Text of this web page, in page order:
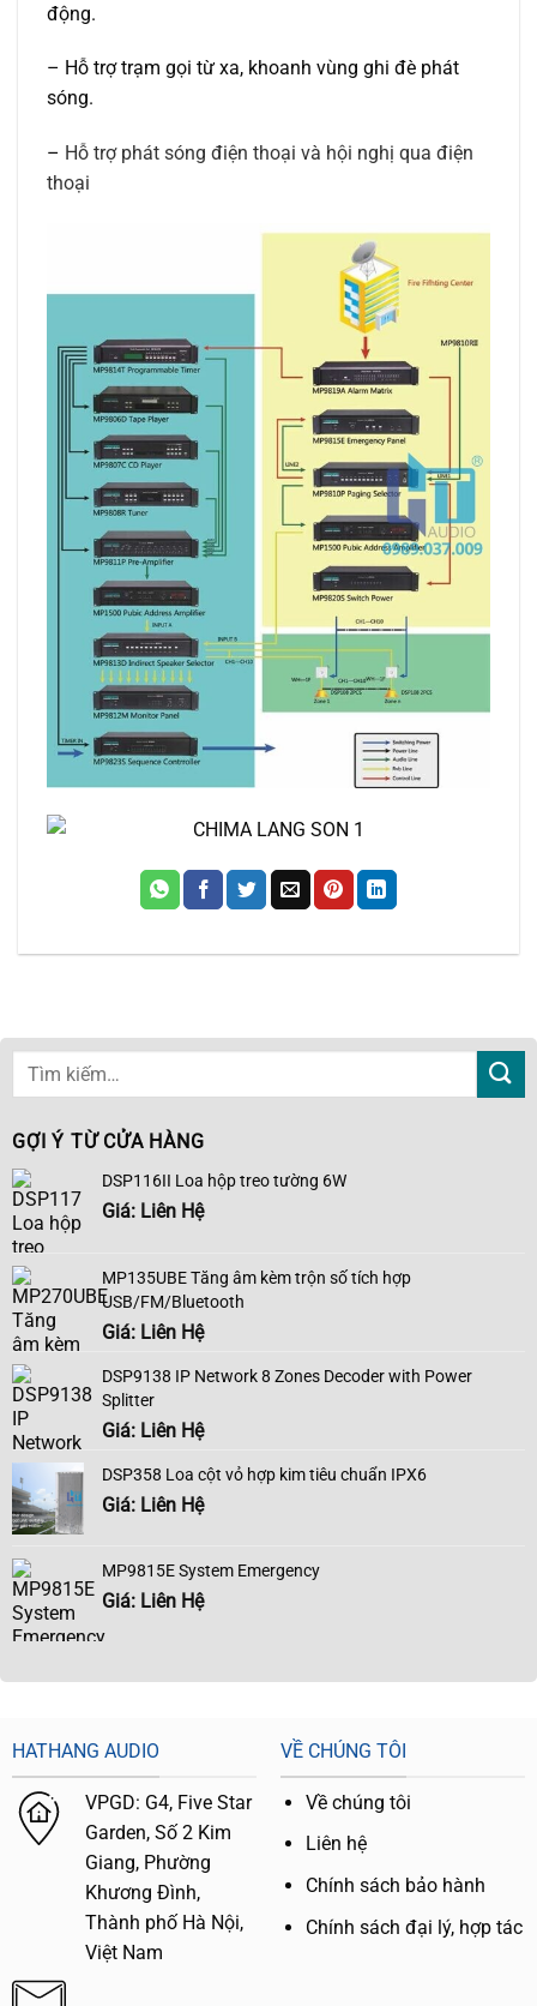
động.
– Hỗ trợ trạm gọi từ xa, khoanh vùng ghi đè phát
sóng.
– Hỗ trợ phát sóng điện thoại và hội nghị qua điện
thoại
GỢI Ý TỪ CỬA HÀNG
DSP116II Loa hộp treo tường 6W
Giá: Liên Hệ
MP135UBE Tăng âm kèm trộn số tích hợp
USB/FM/Bluetooth
Giá: Liên Hệ
DSP9138 IP Network 8 Zones Decoder with Power
Splitter
Giá: Liên Hệ
DSP358 Loa cột vỏ hợp kim tiêu chuẩn IPX6
Giá: Liên Hệ
MP9815E System Emergency
Giá: Liên Hệ
HATHANG AUDIO
VPGD: G4, Five Star
Garden, Số 2 Kim
Giang, Phường
Khương Đình,
Thành phố Hà Nội,
Việt Nam
VỀ CHÚNG TÔI
Về chúng tôi
Liên hệ
Chính sách bảo hành
Chính sách đại lý, hợp tác